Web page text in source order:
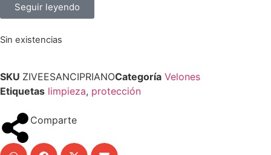
Seguir leyendo
Sin existencias
SKU ZIVEESANCIPRIANOCategoría Velones
Etiquetas limpieza, protección
Comparte